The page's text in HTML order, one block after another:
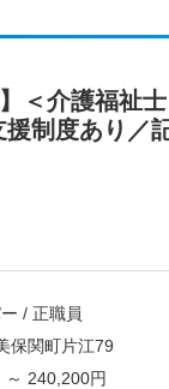
＜介護福祉
制度あり／
/ 正職員
保関町片江79
～ 240,200円